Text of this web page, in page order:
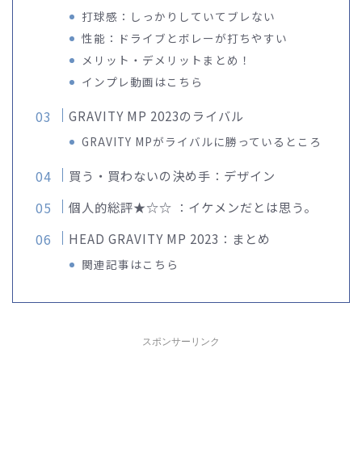
打球感：しっかりしていてブレない
性能：ドライブとボレーが打ちやすい
メリット・デメリットまとめ！
インプレ動画はこちら
GRAVITY MP 2023のライバル
GRAVITY MPがライバルに勝っているところ
買う・買わないの決め手：デザイン
個人的総評★☆☆ ：イケメンだとは思う。
HEAD GRAVITY MP 2023：まとめ
関連記事はこちら
スポンサーリンク